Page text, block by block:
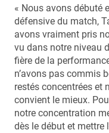
« Nous avons débuté
défensive du match,
avons vraiment pris
vu dans notre niveau
fière de la
n’avons pas commis
restés concentrées et
convient le mieux.
notre concentration
dès le début et mettre